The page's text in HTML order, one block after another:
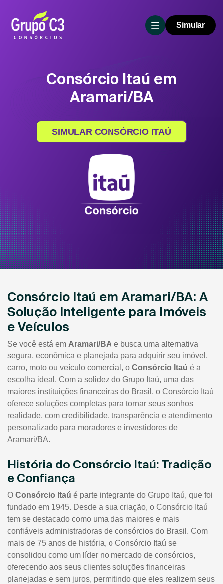
Simular
Consórcio Itaú em
Aramari/BA
SIMULAR CONSÓRCIO ITAÚ
Consórcio Itaú em Aramari/BA: A
Solução Inteligente para Imóveis
e Veículos
Se você está em Aramari/BA e busca uma alternativa
segura, econômica e planejada para adquirir seu imóvel,
carro, moto ou veículo comercial, o Consórcio Itaú é a
escolha ideal. Com a solidez do Grupo Itaú, uma das
maiores instituições financeiras do Brasil, o Consórcio Itaú
oferece soluções completas para tornar seus sonhos
realidade, com credibilidade, transparência e atendimento
personalizado para moradores e investidores de
Aramari/BA.
História do Consórcio Itaú: Tradição
e Confiança
O Consórcio Itaú é parte integrante do Grupo Itaú, que foi
fundado em 1945. Desde a sua criação, o Consórcio Itaú
tem se destacado como uma das maiores e mais
confiáveis administradoras de consórcios do Brasil. Com
mais de 75 anos de história, o Consórcio Itaú se
consolidou como um líder no mercado de consórcios,
oferecendo aos seus clientes soluções financeiras
planejadas e sem juros, permitindo que eles realizem seus